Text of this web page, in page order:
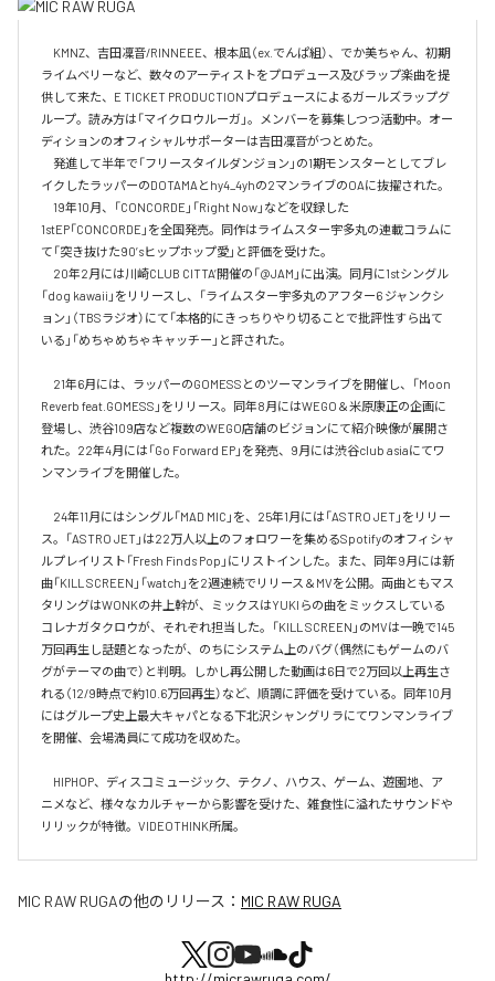
KMNZ、吉田凜音/RINNEEE、根本凪（ex.でんぱ組）、でか美ちゃん、初期
ライムベリーなど、数々のアーティストをプロデュース及びラップ楽曲を提
供して来た、E TICKET PRODUCTIONプロデュースによるガールズラップグ
ループ。読み方は「マイクロウルーガ」。メンバーを募集しつつ活動中。オー
ディションのオフィシャルサポーターは吉田凜音がつとめた。
発進して半年で「フリースタイルダンジョン」の1期モンスターとしてブレ
イクしたラッパーのDOTAMAとhy4_4yhの2マンライブのOAに抜擢された。
19年10月、「CONCORDE」「Right Now」などを収録した
1stEP「CONCORDE」を全国発売。同作はライムスター宇多丸の連載コラムに
て「突き抜けた90’sヒップホップ愛」と評価を受けた。
20年2月には川崎CLUB CITTA’開催の「@JAM」に出演。同月に1stシングル
「dog kawaii」をリリースし、「ライムスター宇多丸のアフター6 ジャンクシ
ョン」（TBSラジオ）にて「本格的にきっちりやり切ることで批評性すら出て
いる」「めちゃめちゃキャッチー」と評された。
21年6月には、ラッパーのGOMESSとのツーマンライブを開催し、「Moon
Reverb feat.GOMESS」をリリース。同年8月にはWEGO＆米原康正の企画に
登場し、渋谷109店など複数のWEGO店舗のビジョンにて紹介映像が展開さ
れた。22年4月には「Go Forward EP」を発売、9月には渋谷club asiaにてワ
ンマンライブを開催した。
24年11月にはシングル「MAD MIC」を、25年1月には「ASTRO JET」をリリー
ス。「ASTRO JET」は22万人以上のフォロワーを集めるSpotifyのオフィシャ
ルプレイリスト「Fresh Finds Pop」にリストインした。また、同年9月には新
曲「KILL SCREEN」「watch」を2週連続でリリース＆MVを公開。両曲ともマス
タリングはWONKの井上幹が、ミックスはYUKIらの曲をミックスしている
コレナガタクロウが、それぞれ担当した。「KILL SCREEN」のMVは一晩で145
万回再生し話題となったが、のちにシステム上のバグ（偶然にもゲームのバ
グがテーマの曲で）と判明。しかし再公開した動画は6日で2万回以上再生さ
れる（12/9時点で約10.6万回再生）など、順調に評価を受けている。同年10月
にはグループ史上最大キャパとなる下北沢シャングリラにてワンマンライブ
を開催、会場満員にて成功を収めた。
HIPHOP、ディスコミュージック、テクノ、ハウス、ゲーム、遊園地、ア
ニメなど、様々なカルチャーから影響を受けた、雑食性に溢れたサウンドや
リリックが特徴。VIDEOTHINK所属。
MIC RAW RUGAの他のリリース： MIC RAW RUGA